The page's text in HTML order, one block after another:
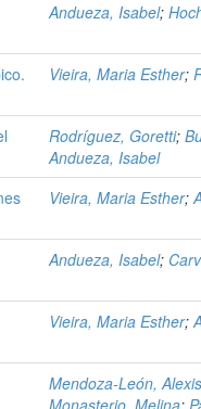
Andueza, Isabel;
Vieira, Maria Esther;
Rodríguez, Goretti;
Andueza, Isabel
Vieira, Maria Esther;
Andueza, Isabel;
Vieira, Maria Esther;
Mendoza-León, Alexis
Monasterio, Melina;